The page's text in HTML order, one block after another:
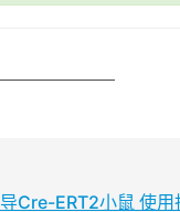
Cre-ERT2小鼠 使用